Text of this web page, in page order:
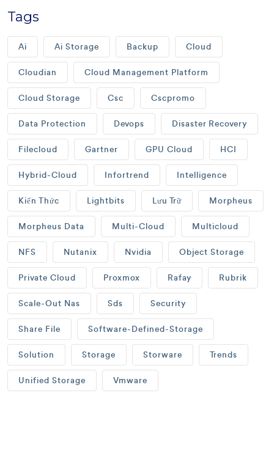
Tags
Ai Ai Storage Backup Cloud
Cloudian Cloud Management Platform
Cloud Storage Csc Cscpromo
Data Protection Devops Disaster Recovery
Filecloud Gartner GPU Cloud HCI
Hybrid-Cloud Infortrend Intelligence
Kiến Thức Lightbits Lưu Trữ Morpheus
Morpheus Data Multi-Cloud Multicloud
NFS Nutanix Nvidia Object Storage
Private Cloud Proxmox Rafay Rubrik
Scale-Out Nas Sds Security
Share File Software-Defined-Storage
Solution Storage Storware Trends
Unified Storage Vmware